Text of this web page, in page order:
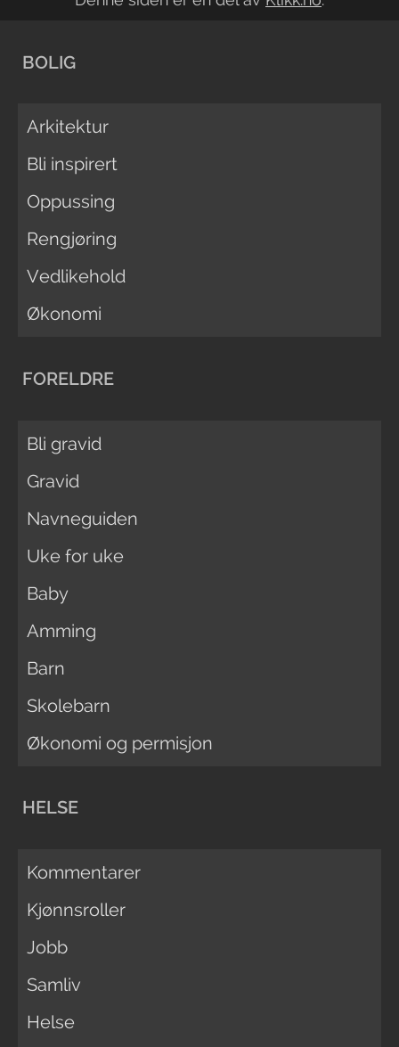
BOLIG
Arkitektur
Bli inspirert
Oppussing
Rengjøring
Vedlikehold
Økonomi
FORELDRE
Bli gravid
Gravid
Navneguiden
Uke for uke
Baby
Amming
Barn
Skolebarn
Økonomi og permisjon
HELSE
Kommentarer
Kjønnsroller
Jobb
Samliv
Helse